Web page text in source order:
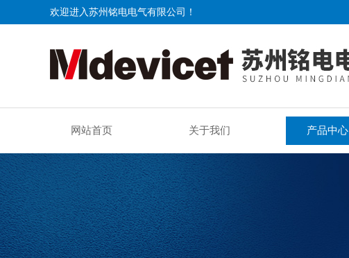
欢迎进入苏州铭电电气有限公司！
网站首页 关于我们 产品中心